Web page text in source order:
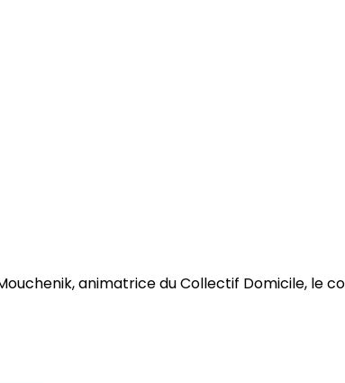
animatrice du Collectif Domicile, le